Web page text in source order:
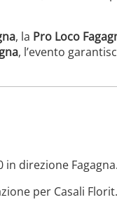
, la Pro Loco
, l’evento
in direzione
per Casali Florit.